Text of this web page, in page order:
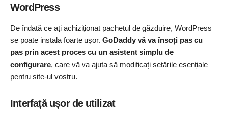
WordPress
De îndată ce ați achiziționat pachetul de găzduire, WordPress
se poate instala foarte ușor. GoDaddy vă va însoți pas cu
pas prin acest proces cu un asistent simplu de
configurare, care vă va ajuta să modificați setările esențiale
pentru site-ul vostru.
Interfață ușor de utilizat